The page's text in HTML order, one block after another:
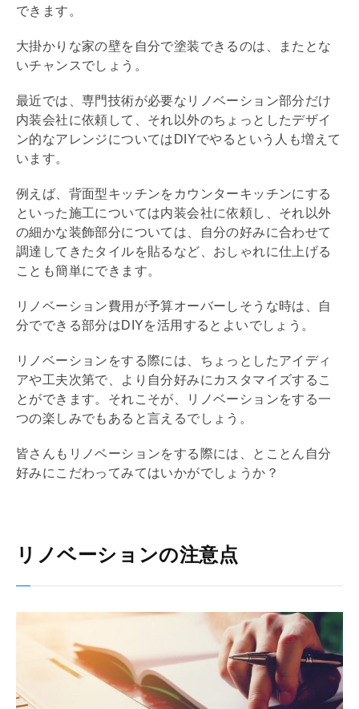
できます。
大掛かりな家の壁を自分で塗装できるのは、またとな
いチャンスでしょう。
最近では、専門技術が必要な リノベーション部分だけ
内装会社に依頼して、それ以外のちょっとしたデザイ
ン的なアレンジについてはDIYでやるという人も増えて
います。
例えば、背面型キッチンをカウンターキッチンにする
といった施工については内装会社に依頼し、それ以外
の細かな装飾部分については、自分の好みに合わせて
調達してきたタイルを貼るなど、おしゃれに仕上げる
ことも簡単にできます。
リノベーション費用が予算オーバーしそうな時は、自
分でできる部分はDIYを活用するとよいでしょう。
リノベーション をする際には、ちょっとしたアイディ
アや工夫次第で、より自分好みにカスタマイズするこ
とができます。それこそが、
リノベーションをする一
つの楽しみでもあると言えるでしょう。
皆さんも リノベーションをする際には、とことん自分
好みにこだわってみてはいかがでしょうか？
リノベーションの注意点